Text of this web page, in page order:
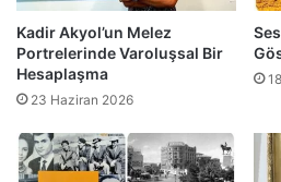
Kadir Akyol’un Melez
Portrelerinde Varoluşsal Bir
Hesaplaşma
23 Haziran 2026